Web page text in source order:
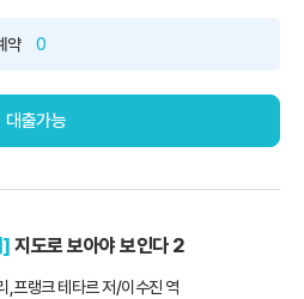
쓰기 『엄살원』, 『소녀는 따로 자란다』, 『친
약 0
대출가능
지도로 보아야 보인다 2
,프랭크 테타르 저/이수진 역